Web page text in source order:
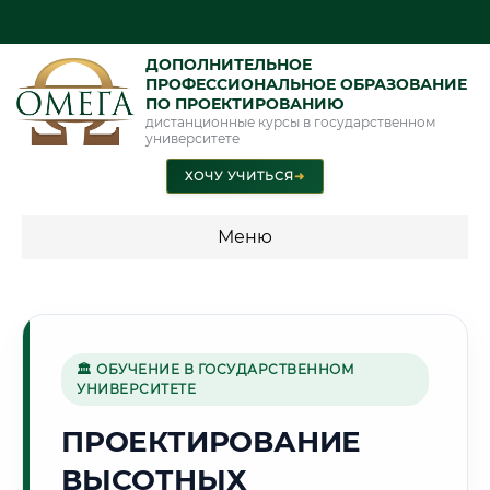
ДОПОЛНИТЕЛЬНОЕ
ПРОФЕССИОНАЛЬНОЕ ОБРАЗОВАНИЕ
ПО ПРОЕКТИРОВАНИЮ
дистанционные курсы в государственном
университете
ХОЧУ УЧИТЬСЯ➜
Меню
🏔️
Г. АБАКАН
🏛 ОБУЧЕНИЕ В ГОСУДАРСТВЕННОМ
УНИВЕРСИТЕТЕ
ПРОЕКТИРОВАНИЕ
ВЫСОТНЫХ